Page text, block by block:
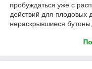
пробуждаться уже с
действий для плодовых
нераскрывшиеся
они приносят, нужно
первые обработки от